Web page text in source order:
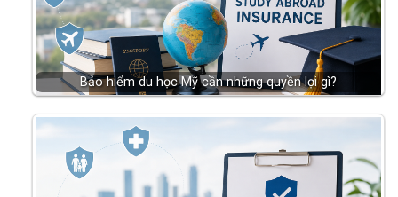
Bảo hiểm du học Mỹ cần những quyền lợi gì?